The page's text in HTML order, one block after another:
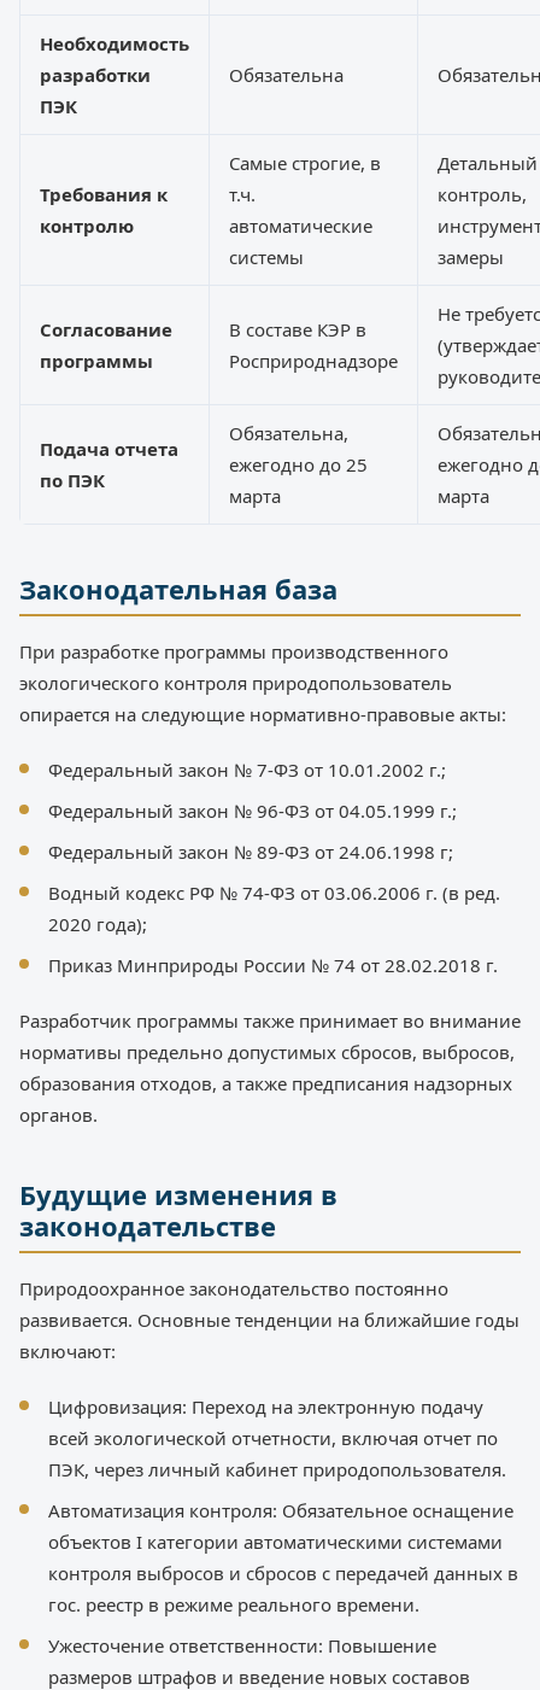
Необходимость
разработки
ПЭК
Обязательна
Требования к
контролю
Самые строгие, в
т.ч.
автоматические
системы
Детальный
контроль,
замеры
Согласование
программы
В составе КЭР в
Росприроднадзоре
Не
Подача отчета
по ПЭК
Обязательна,
ежегодно до 25
марта
ежегодно
марта
Законодательная база
При разработке программы производственного
экологического контроля природопользователь
опирается на следующие нормативно-правовые акты:
Федеральный закон № 7-ФЗ от 10.01.2002 г.;
Федеральный закон № 96-ФЗ от 04.05.1999 г.;
Федеральный закон № 89-ФЗ от 24.06.1998 г;
Водный кодекс РФ № 74-ФЗ от 03.06.2006 г. (в ред.
2020 года);
Приказ Минприроды России № 74 от 28.02.2018 г.
Разработчик программы также принимает во внимание
нормативы предельно допустимых сбросов, выбросов,
образования отходов, а также предписания надзорных
органов.
Будущие изменения в
законодательстве
Природоохранное законодательство постоянно
развивается. Основные тенденции на ближайшие годы
включают:
Цифровизация: Переход на электронную подачу
всей экологической отчетности, включая отчет по
ПЭК, через личный кабинет природопользователя.
Автоматизация контроля: Обязательное оснащение
объектов I категории автоматическими системами
контроля выбросов и сбросов с передачей данных в
гос. реестр в режиме реального времени.
Ужесточение ответственности: Повышение
размеров штрафов и введение новых составов